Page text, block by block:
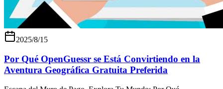
2025/8/15
Por Qué OpenGuessr se Está Convirtiendo en la
Aventura Geográfica Gratuita Preferida